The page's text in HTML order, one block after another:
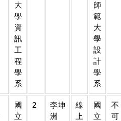
大
學
資
訊
工
程
學
系
師
範
大
學
設
計
學
系
國
立
2
李坤
洲
線
上
國
立
不
可